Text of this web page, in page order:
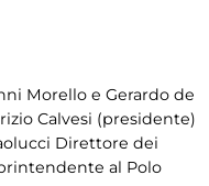
Morello e Gerardo de
Calvesi (presidente)
Direttore dei
al Polo